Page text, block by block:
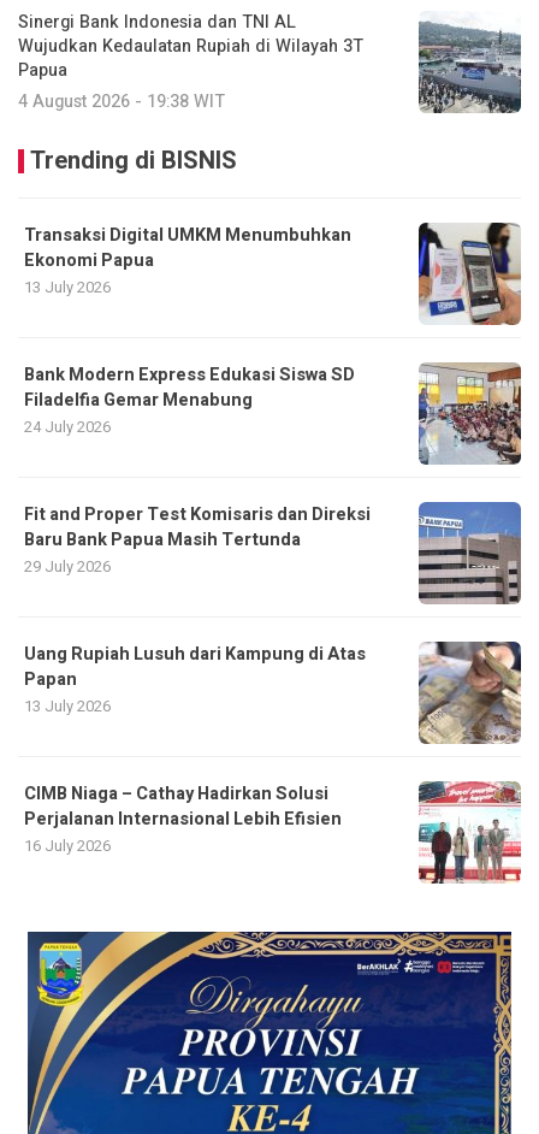
Sinergi Bank Indonesia dan TNI AL
Wujudkan Kedaulatan Rupiah di Wilayah 3T
Papua
4 August 2026 - 19:38 WIT
Trending di BISNIS
Transaksi Digital UMKM Menumbuhkan
Ekonomi Papua
13 July 2026
Bank Modern Express Edukasi Siswa SD
Filadelfia Gemar Menabung
24 July 2026
Fit and Proper Test Komisaris dan Direksi
Baru Bank Papua Masih Tertunda
29 July 2026
Uang Rupiah Lusuh dari Kampung di Atas
Papan
13 July 2026
CIMB Niaga – Cathay Hadirkan Solusi
Perjalanan Internasional Lebih Efisien
16 July 2026